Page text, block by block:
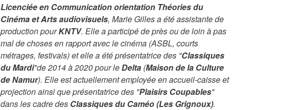
Licenciée en Communication orientation Théories du
Cinéma et Arts audiovisuels, Marie Gilles a été assistante de
production pourKNTV. Elle a participé de près ou de loin à pas
mal de choses en rapport avec le cinéma (ASBL, courts
métrages, festivals) et elle a été présentatrice des "Classiques
du Mardi"de 2014 à 2020 pour leDelta (Maison de la Culture
de Namur). Elle est actuellement employée en accueil-caisse et
projection ainsi que présentatrice des "Plaisirs Coupables"
dans les cadre des Classiques du Caméo (Les Grignoux).